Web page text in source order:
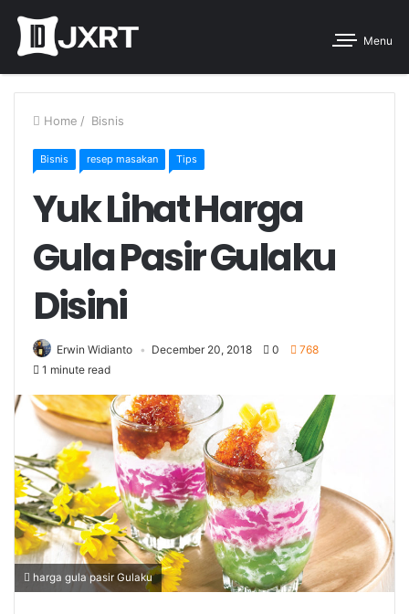
Menu
Home / Bisnis
Bisnis resep masakan Tips
Yuk Lihat Harga
Gula Pasir Gulaku
Disini
Erwin Widianto December 20, 2018 0
768
1 minute read
harga gula pasir Gulaku